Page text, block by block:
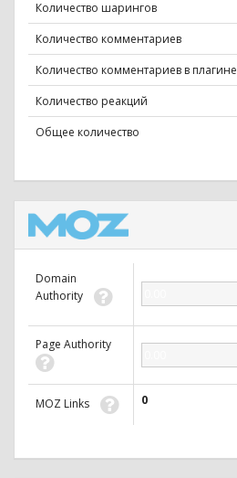
Количество шарингов
Количество комментариев
Количество комментариев в плагине
Количество реакций
Общее количество
Domain
Authority
Page Authority
MOZ Links 0